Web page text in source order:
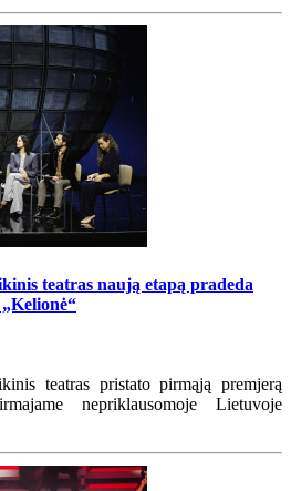
teatras naują etapą pradeda
teatras pristato pirmąją premjerą
nepriklausomoje Lietuvoje